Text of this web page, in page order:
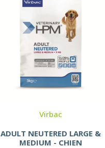
Virbac
ADULT NEUTERED LARGE &
MEDIUM - CHIEN